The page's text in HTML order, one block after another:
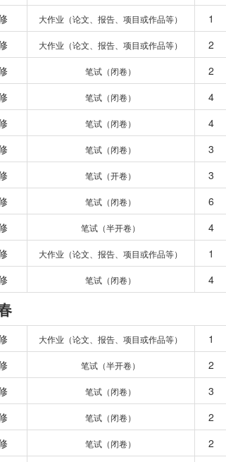
大作业（论文、报告、项目或作品等） 1
大作业（论文、报告、项目或作品等） 2
笔试（闭卷） 2
笔试（闭卷） 4
笔试（闭卷） 4
笔试（闭卷） 3
笔试（开卷） 3
笔试（闭卷） 6
笔试（半开卷） 4
大作业（论文、报告、项目或作品等） 1
笔试（闭卷） 4
大作业（论文、报告、项目或作品等） 1
笔试（半开卷） 2
笔试（闭卷） 3
笔试（闭卷） 2
笔试（闭卷） 2